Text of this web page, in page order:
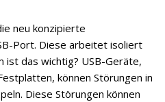
neu konzipierte
Port. Diese arbeitet isoliert
ist das wichtig? USB-Geräte,
können Störungen in
Diese Störungen können